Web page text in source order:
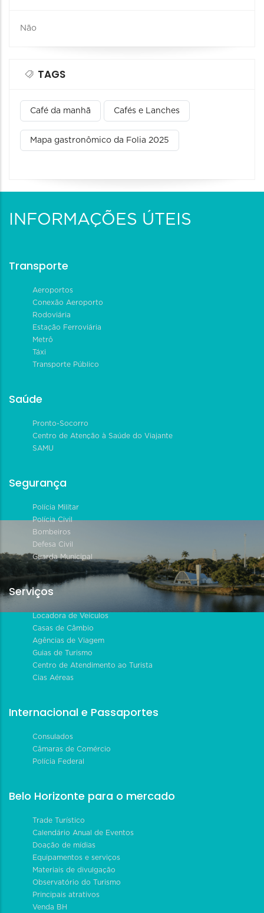
Não
TAGS
Café da manhã Cafés e Lanches
Mapa gastronômico da Folia 2025
INFORMAÇÕES ÚTEIS
Transporte
Aeroportos
Conexão Aeroporto
Rodoviária
Estação Ferroviária
Metrô
Táxi
Transporte Público
Saúde
Pronto-Socorro
Centro de Atenção à Saúde do Viajante
SAMU
Segurança
Polícia Militar
Polícia Civil
Bombeiros
Defesa Civil
Guarda Municipal
Serviços
Locadora de Veículos
Casas de Câmbio
Agências de Viagem
Guias de Turismo
Centro de Atendimento ao Turista
Cias Aéreas
Internacional e Passaportes
Consulados
Câmaras de Comércio
Polícia Federal
Belo Horizonte para o mercado
Trade Turístico
Calendário Anual de Eventos
Doação de mídias
Equipamentos e serviços
Materiais de divulgação
Observatório do Turismo
Principais atrativos
Venda BH